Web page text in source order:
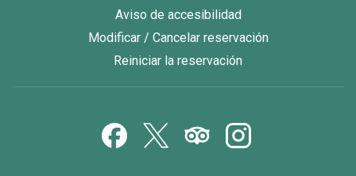
Aviso de accesibilidad
Modificar / Cancelar reservación
Reiniciar la reservación